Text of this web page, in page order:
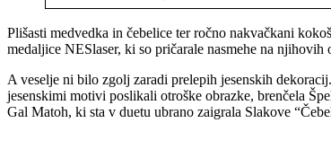
Plišasti medvedka in čebelice ter ročno nakvačkani
medaljice NESlaser, ki so pričarale nasmehe na njihovih
A veselje ni bilo zgolj zaradi prelepih jesenskih
jesenskimi motivi poslikali otroške obrazke, brenčela
Gal Matoh, ki sta v duetu ubrano zaigrala Slakove